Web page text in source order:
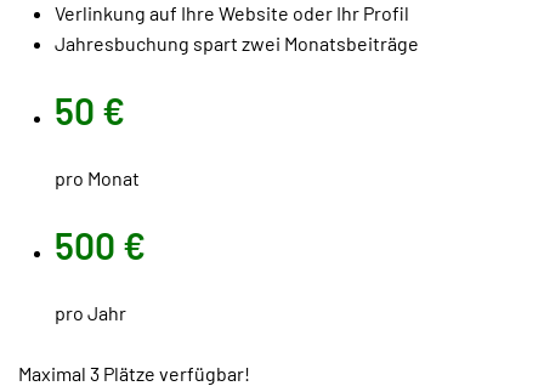
Verlinkung auf Ihre Website oder Ihr Profil
Jahresbuchung spart zwei Monatsbeiträge
50 €
pro Monat
500 €
pro Jahr
Maximal 3 Plätze verfügbar!